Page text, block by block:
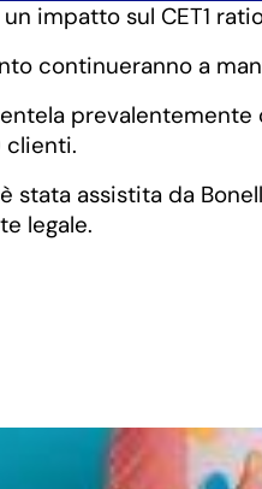
impatto sul CET1
continueranno a
clienti.
stata assistita da
legale.